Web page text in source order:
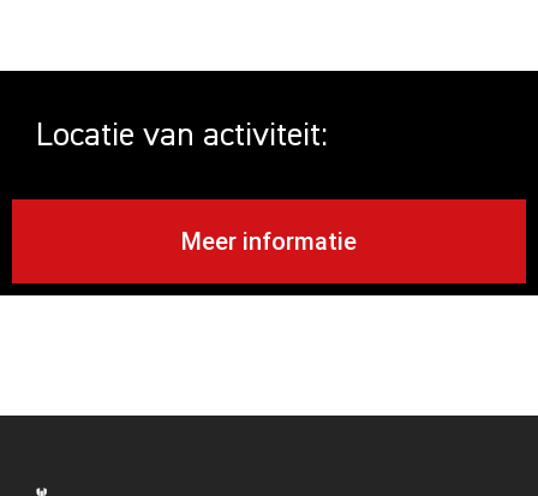
Locatie van activiteit:
Meer informatie